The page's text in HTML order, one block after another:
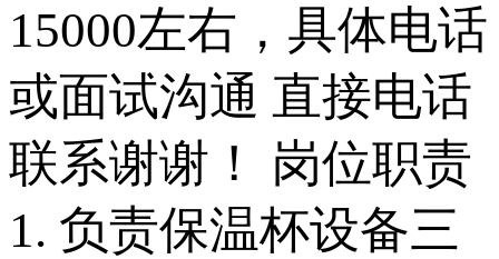
15000左右，具体电话
或面试沟通 直接电话
联系谢谢！ 岗位职责
1. 负责保温杯设备三